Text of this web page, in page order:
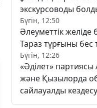
экскурсоводы
Бүгін, 12:50
Әлеуметтік желіде
Тараз тұрғыны бес
Бүгін, 12:26
«Әділет»
және Қызылорда
сайлауалды